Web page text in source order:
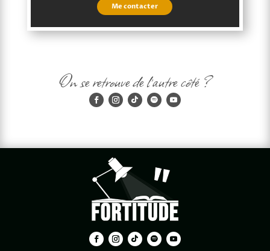
Me contacter
On se retrouve de l'autre côté ?